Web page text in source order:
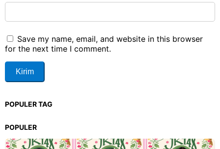
Save my name, email, and website in this browser
for the next time I comment.
POPULER TAG
POPULER